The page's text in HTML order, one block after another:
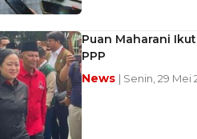
Puan Maharani
PPP
News | Senin, 29 Mei